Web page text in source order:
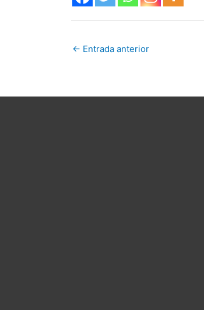
← Entrada anterior